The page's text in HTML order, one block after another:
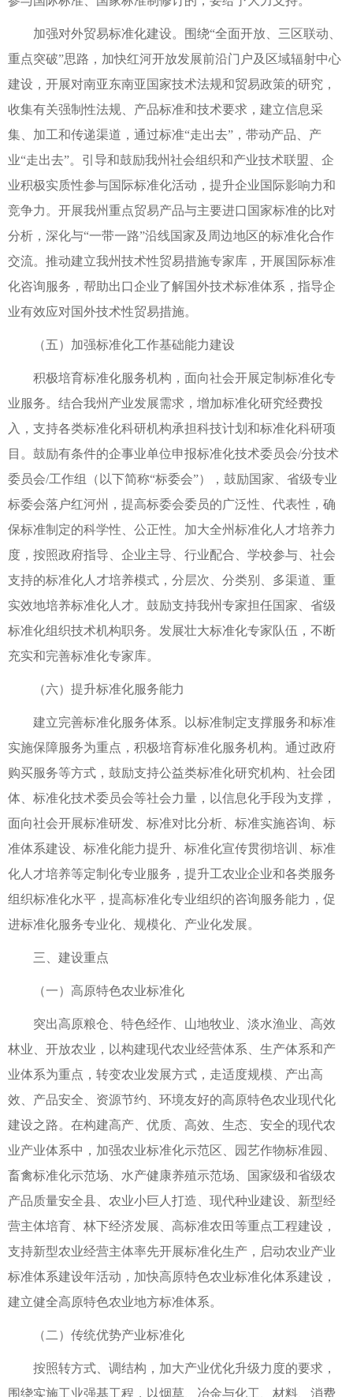
加强对外贸易标准化建设。围绕“全面开放、三区联动、
重点突破”思路，加快红河开放发展前沿门户及区域辐射中心
建设，开展对南亚东南亚国家技术法规和贸易政策的研究，
收集有关强制性法规、产品标准和技术要求，建立信息采
集、加工和传递渠道，通过标准“走出去”，带动产品、产
业“走出去”。引导和鼓励我州社会组织和产业技术联盟、企
业积极实质性参与国际标准化活动，提升企业国际影响力和
竞争力。开展我州重点贸易产品与主要进口国家标准的比对
分析，深化与“一带一路”沿线国家及周边地区的标准化合作
交流。推动建立我州技术性贸易措施专家库，开展国际标准
化咨询服务，帮助出口企业了解国外技术标准体系，指导企
业有效应对国外技术性贸易措施。
（五）加强标准化工作基础能力建设
积极培育标准化服务机构，面向社会开展定制标准化专
业服务。结合我州产业发展需求，增加标准化研究经费投
入，支持各类标准化科研机构承担科技计划和标准化科研项
目。鼓励有条件的企事业单位申报标准化技术委员会/分技术
委员会/工作组（以下简称“标委会”），鼓励国家、省级专业
标委会落户红河州，提高标委会委员的广泛性、代表性，确
保标准制定的科学性、公正性。加大全州标准化人才培养力
度，按照政府指导、企业主导、行业配合、学校参与、社会
支持的标准化人才培养模式，分层次、分类别、多渠道、重
实效地培养标准化人才。鼓励支持我州专家担任国家、省级
标准化组织技术机构职务。发展壮大标准化专家队伍，不断
充实和完善标准化专家库。
（六）提升标准化服务能力
建立完善标准化服务体系。以标准制定支撑服务和标准
实施保障服务为重点，积极培育标准化服务机构。通过政府
购买服务等方式，鼓励支持公益类标准化研究机构、社会团
体、标准化技术委员会等社会力量，以信息化手段为支撑，
面向社会开展标准研发、标准对比分析、标准实施咨询、标
准体系建设、标准化能力提升、标准化宣传贯彻培训、标准
化人才培养等定制化专业服务，提升工农业企业和各类服务
组织标准化水平，提高标准化专业组织的咨询服务能力，促
进标准化服务专业化、规模化、产业化发展。
三、建设重点
（一）高原特色农业标准化
突出高原粮仓、特色经作、山地牧业、淡水渔业、高效
林业、开放农业，以构建现代农业经营体系、生产体系和产
业体系为重点，转变农业发展方式，走适度规模、产出高
效、产品安全、资源节约、环境友好的高原特色农业现代化
建设之路。在构建高产、优质、高效、生态、安全的现代农
业产业体系中，加强农业标准化示范区、园艺作物标准园、
畜禽标准化示范场、水产健康养殖示范场、国家级和省级农
产品质量安全县、农业小巨人打造、现代种业建设、新型经
营主体培育、林下经济发展、高标准农田等重点工程建设，
支持新型农业经营主体率先开展标准化生产，启动农业产业
标准体系建设年活动，加快高原特色农业标准化体系建设，
建立健全高原特色农业地方标准体系。
（二）传统优势产业标准化
按照转方式、调结构，加大产业优化升级力度的要求，
围绕实施工业强基工程，以烟草、冶金与化工、材料、消费